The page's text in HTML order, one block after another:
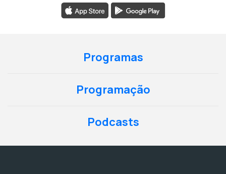
Programas
Programação
Podcasts